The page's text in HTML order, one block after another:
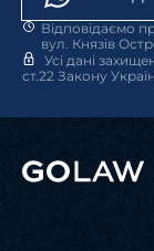
24
фірмою
Chambers
01 Січня
Відповідаємо
вул. Князів
Усі дані
ст.22 Закону